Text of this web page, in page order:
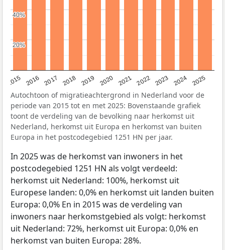
2015 2016 2017 2018 2019 2020 2021 2022 2023 2024 2025
20%
20%
40%
40%
Autochtoon of migratieachtergrond in Nederland voor de
periode van 2015 tot en met 2025: Bovenstaande grafiek
toont de verdeling van de bevolking naar herkomst uit
Nederland, herkomst uit Europa en herkomst van buiten
Europa in het postcodegebied 1251 HN per jaar.
In 2025 was de herkomst van inwoners in het
postcodegebied 1251 HN als volgt verdeeld:
herkomst uit Nederland: 100%, herkomst uit
Europese landen: 0,0% en herkomst uit landen buiten
Europa: 0,0% En in 2015 was de verdeling van
inwoners naar herkomstgebied als volgt: herkomst
uit Nederland: 72%, herkomst uit Europa: 0,0% en
herkomst van buiten Europa: 28%.